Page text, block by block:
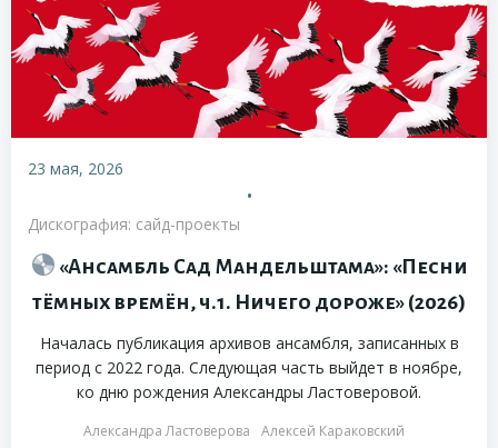
23 мая, 2026
•
Дискография: сайд-проекты
«Ансамбль Сад Мандельштама»: «Песни
тёмных времён, ч.1. Ничего дороже» (2026)
Началась публикация архивов ансамбля, записанных в
период с 2022 года. Следующая часть выйдет в ноябре,
ко дню рождения Александры Ластоверовой.
Александра Ластоверова
Алексей Караковский